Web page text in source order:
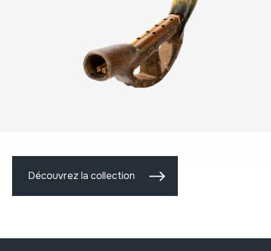
Découvrez la collection